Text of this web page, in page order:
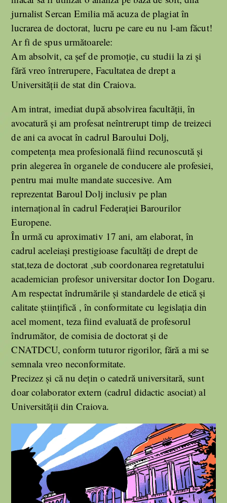
jurnalist Sercan Emilia mă acuza de plagiat în
lucrarea de doctorat, lucru pe care eu nu l-am făcut!
Ar fi de spus următoarele:
Am absolvit, ca șef de promoție, cu studii la zi și
fără vreo întrerupere, Facultatea de drept a
Universității de stat din Craiova.
Am intrat, imediat după absolvirea facultății, în
avocatură și am profesat neîntrerupt timp de treizeci
de ani ca avocat în cadrul Baroului Dolj,
competența mea profesională fiind recunoscută și
prin alegerea în organele de conducere ale profesiei,
pentru mai multe mandate succesive. Am
reprezentat Baroul Dolj inclusiv pe plan
internațional în cadrul Federației Barourilor
Europene.
În urmă cu aproximativ 17 ani, am elaborat, în
cadrul aceleiași prestigioase facultăți de drept de
stat,teza de doctorat ,sub coordonarea regretatului
academician profesor universitar doctor Ion Dogaru.
Am respectat îndrumările și standardele de etică și
calitate științifică , în conformitate cu legislația din
acel moment, teza fiind evaluată de profesorul
îndrumător, de comisia de doctorat și de
CNATDCU, conform tuturor rigorilor, fără a mi se
semnala vreo neconformitate.​
Precizez și că nu dețin o catedră universitară, sunt
doar colaborator extern (cadrul didactic asociat) al
Universității din Craiova.